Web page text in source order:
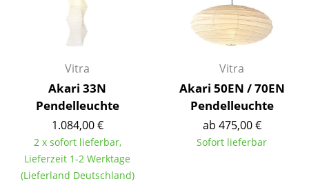
Outdoor-Leuchten
Akkuleuchten
... alle Leuchten
Betten
Doppelbetten
Einzelbetten
Stapelbetten
Vitra
Akari 33N
Pendelleuchte
1.084,00 €
2 x sofort lieferbar,
Lieferzeit 1-2 Werktage
(Lieferland Deutschland)
Vitra
Akari 50EN / 70EN
Pendelleuchte
ab 475,00 €
Sofort lieferbar